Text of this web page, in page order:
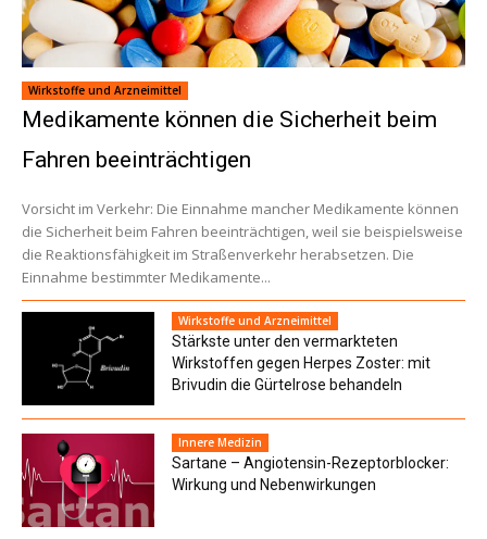
Wirkstoffe und Arzneimittel
Medikamente können die Sicherheit beim
Fahren beeinträchtigen
Vorsicht im Verkehr: Die Einnahme mancher Medikamente können
die Sicherheit beim Fahren beeinträchtigen, weil sie beispielsweise
die Reaktionsfähigkeit im Straßenverkehr herabsetzen. Die
Einnahme bestimmter Medikamente...
Wirkstoffe und Arzneimittel
Stärkste unter den vermarkteten
Wirkstoffen gegen Herpes Zoster: mit
Brivudin die Gürtelrose behandeln
Innere Medizin
Sartane – Angiotensin-Rezeptorblocker:
Wirkung und Nebenwirkungen